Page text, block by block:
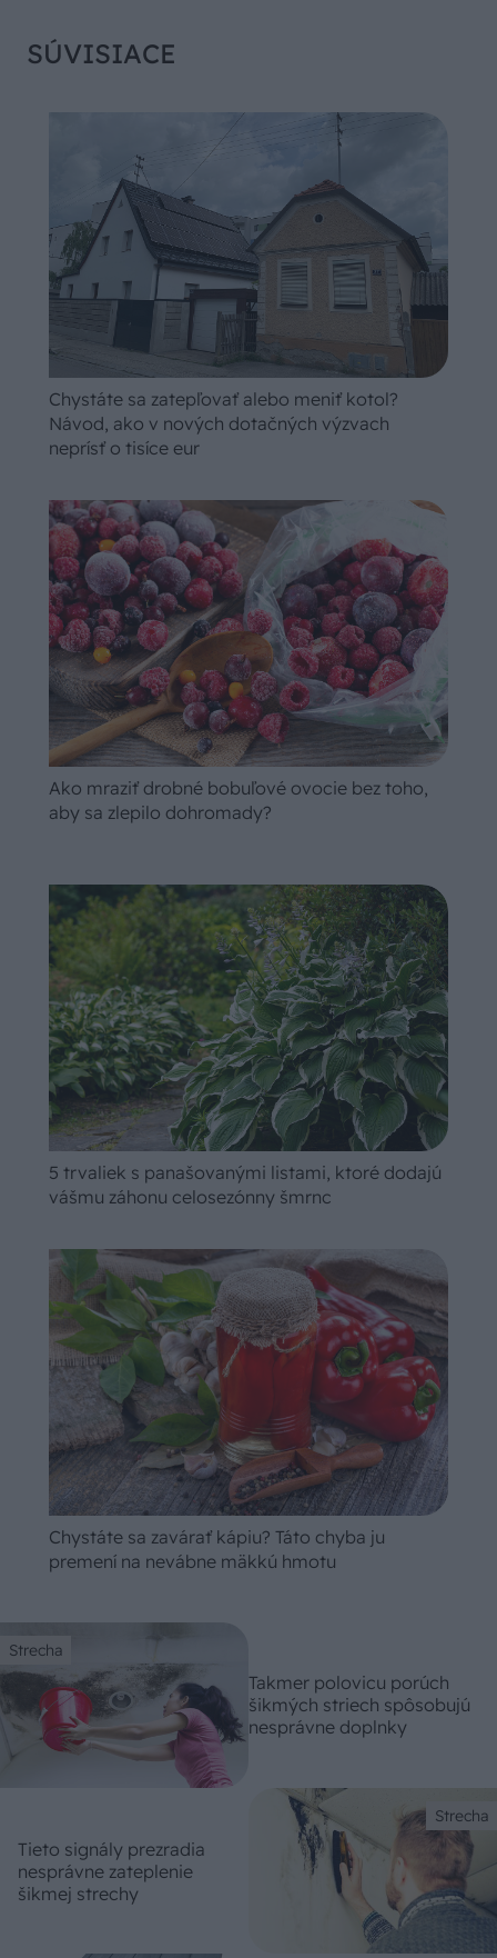
SÚVISIACE
Chystáte sa zatepľovať alebo meniť kotol?
Návod, ako v nových dotačných výzvach
neprísť o tisíce eur
Ako mraziť drobné bobuľové ovocie bez toho,
aby sa zlepilo dohromady?
5 trvaliek s panašovanými listami, ktoré dodajú
vášmu záhonu celosezónny šmrnc
Chystáte sa zavárať kápiu? Táto chyba ju
premení na nevábne mäkkú hmotu
Strecha
Takmer polovicu porúch
šikmých striech spôsobujú
nesprávne doplnky
Strecha
Tieto signály prezradia
nesprávne zateplenie
šikmej strechy